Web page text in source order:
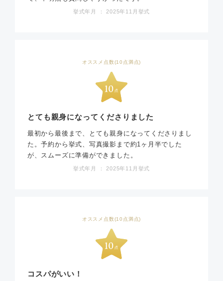
挙式年月 ： 2025年11月挙式
オススメ点数(10点満点)
とても親身になってくださりました
最初から最後まで、とても親身になってくださりまし
た。予約から挙式、写真撮影まで約1ヶ月半でした
が、スムーズに準備ができました。
挙式年月 ： 2025年11月挙式
オススメ点数(10点満点)
コスパがいい！